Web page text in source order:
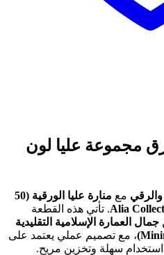
مجموعة عليا لون
والرقي مع
منارة عليا الورقية (50
Alia. تأتي هذه القطعة
جمال العمارة الإسلامية التقليدية
، مع تصميم عملي يعتمد على
استخدام سهلة وتخزين مريح.